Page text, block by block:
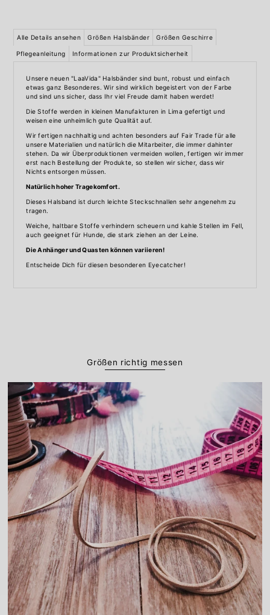
Alle Details ansehen Größen Halsbänder Größen Geschirre
Pflegeanleitung Informationen zur Produktsicherheit
Unsere neuen "LaaVida" Halsbänder sind bunt, robust und einfach
etwas ganz Besonderes. Wir sind wirklich begeistert von der Farbe
und sind uns sicher, dass Ihr viel Freude damit haben werdet!
Die Stoffe werden in kleinen Manufakturen in Lima gefertigt und
weisen eine unheimlich gute Qualität auf.
Wir fertigen nachhaltig und achten besonders auf Fair Trade für alle
unsere Materialien und natürlich die Mitarbeiter, die immer dahinter
stehen. Da wir Überproduktionen vermeiden wollen, fertigen wir immer
erst nach Bestellung der Produkte, so stellen wir sicher, dass wir
Nichts entsorgen müssen.
Natürlich hoher Tragekomfort.
Dieses Halsband ist durch leichte Steckschnallen sehr angenehm zu
tragen.
Weiche, haltbare Stoffe verhindern scheuern und kahle Stellen im Fell,
auch geeignet für Hunde, die stark ziehen an der Leine.
Die Anhänger und Quasten können variieren!
Entscheide Dich für diesen besonderen Eyecatcher!
Größen richtig messen